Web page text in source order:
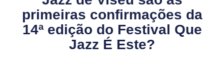
primeiras confirmações da
14ª edição do Festival Que
Jazz É Este?